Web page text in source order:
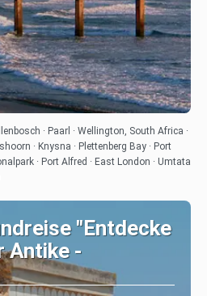
Sehen· Paarl · Wellington, South Africa ·
· Knysna · Plettenberg Bay · Port
· Port Alfred · East London · Umtata
"Entdecke
Antike -